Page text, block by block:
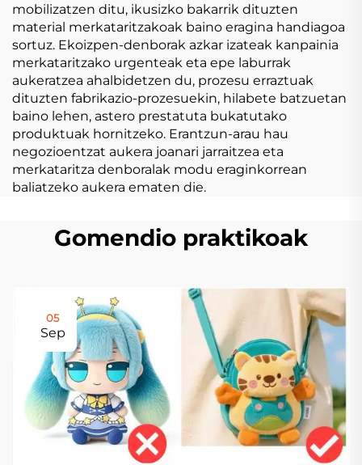
mobilizatzen ditu, ikusizko bakarrik dituzten
material merkataritzakoak baino eragina handiagoa
sortuz. Ekoizpen-denborak azkar izateak kanpainia
merkataritzako urgenteak eta epe laburrak
aukeratzea ahalbidetzen du, prozesu erraztuak
dituzten fabrikazio-prozesuekin, hilabete batzuetan
baino lehen, astero prestatuta bukatutako
produktuak hornitzeko. Erantzun-arau hau
negozioentzat aukera joanari jarraitzea eta
merkataritza denboralak modu eraginkorrean
baliatzeko aukera ematen die.
Gomendio praktikoak
05
Sep